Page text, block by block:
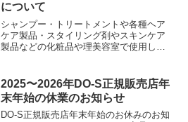
について
シャンプー・トリートメントや各種ヘア
ケア製品・スタイリング剤やスキンケア
製品などの化粧品や理美容室で使用して
温多湿を避け、温度変...
2025〜2026年DO-S正規販売店年
末年始の休業のお知らせ
DO-S正規販売店年末年始のお休みのお知